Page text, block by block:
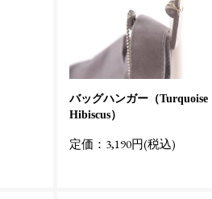
バッグハンガー（Turquoise
Hibiscus）
定価：3,190円(税込)